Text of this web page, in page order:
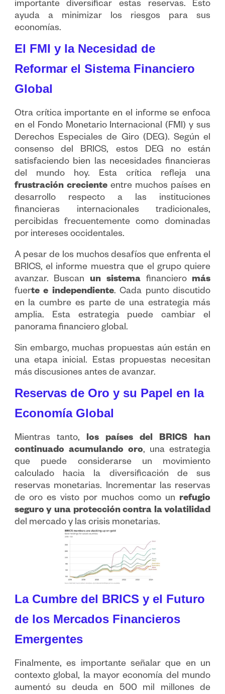
importante diversificar estas reservas. Esto
ayuda a minimizar los riesgos para sus
economías.
El FMI y la Necesidad de
Reformar el Sistema Financiero
Global
Otra crítica importante en el informe se enfoca
en el Fondo Monetario Internacional (FMI) y sus
Derechos Especiales de Giro (DEG). Según el
consenso del BRICS, estos DEG no están
satisfaciendo bien las necesidades financieras
del mundo hoy. Esta crítica refleja una
frustración crecienteentre muchos países en
desarrollo respecto a las instituciones
financieras internacionales tradicionales,
percibidas frecuentemente como dominadas
por intereses occidentales.
A pesar de los muchos desafíos que enfrenta el
BRICS, el informe muestra que el grupo quiere
avanzar. Buscan un sistema financiero más
fuerte e independiente. Cada punto discutido
en la cumbre es parte de una estrategia más
amplia. Esta estrategia puede cambiar el
panorama financiero global.
Sin embargo, muchas propuestas aún están en
una etapa inicial. Estas propuestas necesitan
más discusiones antes de avanzar.
Reservas de Oro y su Papel en la
Economía Global
Mientras tanto, los países del BRICS han
continuado acumulando oro, una estrategia
que puede considerarse un movimiento
calculado hacia la diversificación de sus
reservas monetarias. Incrementar las reservas
de oro es visto por muchos como un refugio
seguro y una protección contra la volatilidad
del mercado y las crisis monetarias.
La Cumbre del BRICS y el Futuro
de los Mercados Financieros
Emergentes
Finalmente, es importante señalar que en un
contexto global, la mayor economía del mundo
aumentó su deuda en 500 mil millones de